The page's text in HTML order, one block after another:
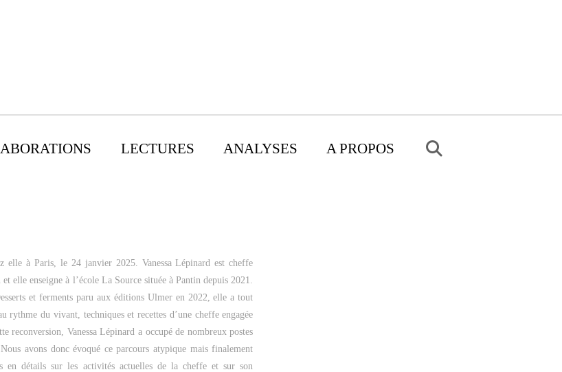
LECTURES ANALYSES A PROPOS
elle à Paris, le 24 janvier 2025. Vanessa Lépinard est cheffe
elle enseigne à l’école La Source située à Pantin depuis 2021.
et ferments paru aux éditions Ulmer en 2022, elle a tout
rythme du vivant, techniques et recettes d’une cheffe engagée
reconversion, Vanessa Lépinard a occupé de nombreux postes
avons donc évoqué ce parcours atypique mais finalement
en détails sur les activités actuelles de la cheffe et sur son